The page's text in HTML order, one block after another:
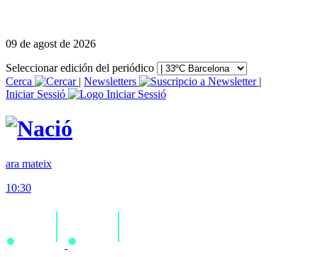
09 de agost de 2026
Seleccionar edición del periódico
Cerca
| Newsletters
|
Iniciar Sessió
ara mateix
10:30